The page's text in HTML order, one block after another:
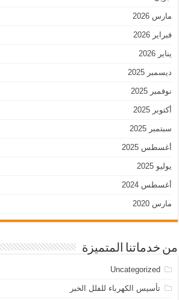
مارس 2026
فبراير 2026
يناير 2026
ديسمبر 2025
نوفمبر 2025
أكتوبر 2025
سبتمبر 2025
أغسطس 2025
يوليو 2025
أغسطس 2024
مارس 2020
من خدماتنا المتميزة
Uncategorized
تأسيس الكهرباء للفلل الخبر